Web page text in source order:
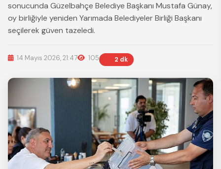
sonucunda Güzelbahçe Belediye Başkanı Mustafa Günay,
oy birliğiyle yeniden Yarımada Belediyeler Birliği Başkanı
seçilerek güven tazeledi.
14 Mayıs 2026, 21:47 105 2 dk